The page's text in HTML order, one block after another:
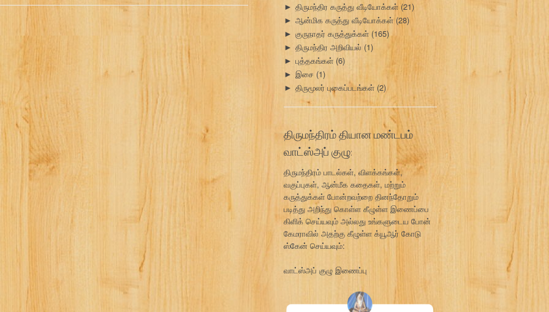
► திருமந்திர கருத்து வீடியோக்கள் (21)
► ஆன்மிக கருத்து வீடியோக்கள் (28)
► குருநாதர் கருத்துக்கள் (165)
► திருமந்திர அறிவியல் (1)
► புத்தகங்கள் (6)
► இசை (1)
► திருமூலர் புகைப்படங்கள் (2)
திருமந்திரம் தியான மண்டபம்
வாட்ஸ்அப் குழு:
திருமந்திரம் பாடல்கள், விளக்கங்கள்,
வகுப்புகள், ஆன்மீக கதைகள், மற்றும்
கருத்துக்கள் போன்றவற்றை தினந்தோறும்
படித்து அறிந்து கொள்ள கீழுள்ள இணைப்பை
கிளிக் செய்யவும் அல்லது உங்களுடைய போன்
கேமராவில் அதற்கு கீழுள்ள க்யூஆர் கோடு
ஸ்கேன் செய்யவும்:
வாட்ஸ்அப் குழு இணைப்பு